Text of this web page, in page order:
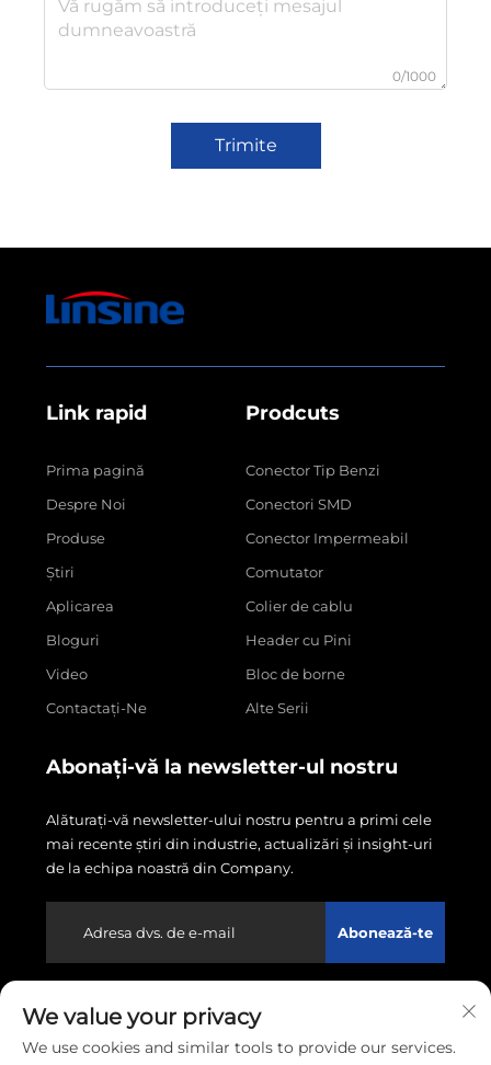
0/1000
Trimite
Link rapid
Prima pagină
Despre Noi
Produse
Știri
Aplicarea
Bloguri
Video
Contactați-Ne
Prodcuts
Conector Tip Benzi
Conectori SMD
Conector Impermeabil
Comutator
Colier de cablu
Header cu Pini
Bloc de borne
Alte Serii
Abonați-vă la newsletter-ul nostru
Alăturați-vă newsletter-ului nostru pentru a primi cele
mai recente știri din industrie, actualizări și insight-uri
de la echipa noastră din Company.
Abonează-te
Copyright © 2026 Wenzhou Linxin Electronics Co., LTD.
Toate drepturile rezervate.
Politica de
We value your privacy
We use cookies and similar tools to provide our services.